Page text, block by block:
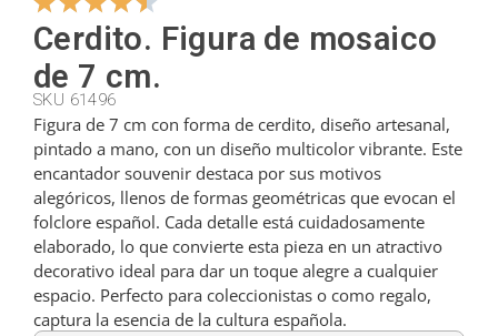
Colgadores
Cortadores
Cucharillas
Cucharones
Dedales
Cerdito. Figura de mosaico
de 7 cm.
SKU 61496
Figura de 7 cm con forma de cerdito, diseño artesanal,
pintado a mano, con un diseño multicolor vibrante. Este
encantador souvenir destaca por sus motivos
alegóricos, llenos de formas geométricas que evocan el
folclore español. Cada detalle está cuidadosamente
elaborado, lo que convierte esta pieza en un atractivo
decorativo ideal para dar un toque alegre a cualquier
espacio. Perfecto para coleccionistas o como regalo,
captura la esencia de la cultura española.